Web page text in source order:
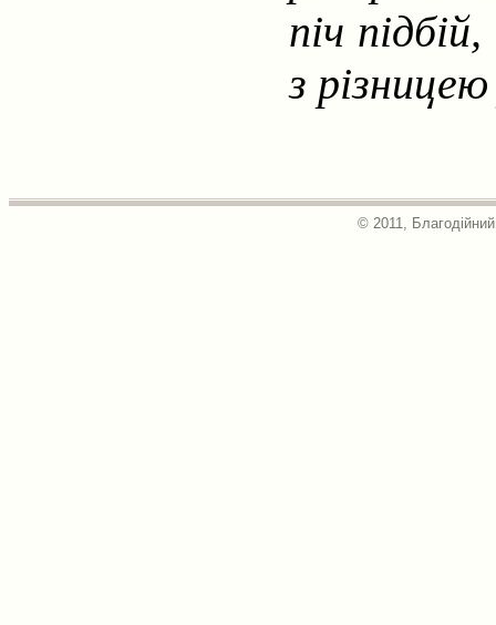
піч
з різницею
© 2011,